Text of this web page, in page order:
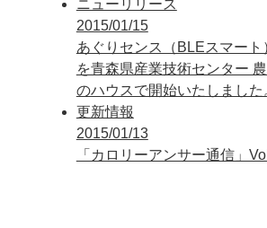
ニューリリース
2015/01/15
あぐりセンス（BLEスマート
を青森県産業技術センター
のハウスで開始いたしました
更新情報
2015/01/13
「カロリーアンサー通信」